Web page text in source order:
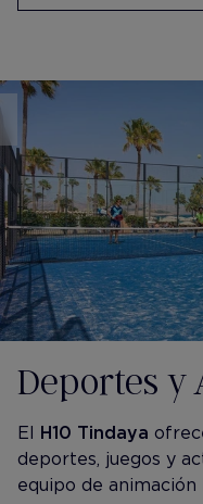
Deportes y
El H10 Tindaya
deportes, juegos y
equipo de animación